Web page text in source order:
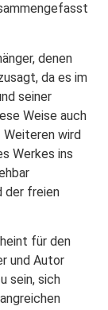
denen
da es im
seiner
Weise auch
wird
Werkes ins
der freien
für den
und Autor
sein, sich